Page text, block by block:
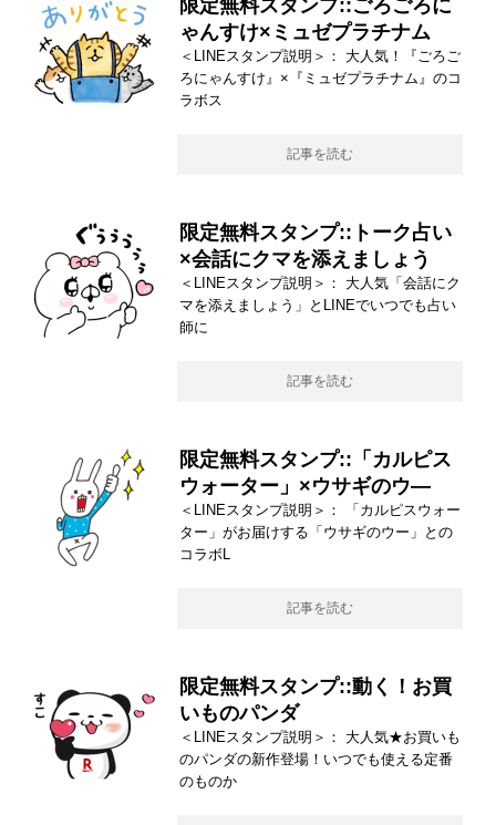
限定無料スタンプ::ごろごろに
ゃんすけ×ミュゼプラチナム
＜LINEスタンプ説明＞： 大人気！『ごろご
ろにゃんすけ』×『ミュゼプラチナム』のコ
ラボス
記事を読む
限定無料スタンプ::トーク占い
×会話にクマを添えましょう
＜LINEスタンプ説明＞： 大人気「会話にク
マを添えましょう」とLINEでいつでも占い
師に
記事を読む
限定無料スタンプ::「カルピス
ウォーター」×ウサギのウ―
＜LINEスタンプ説明＞： 「カルピスウォー
ター」がお届けする「ウサギのウー」との
コラボL
記事を読む
限定無料スタンプ::動く！お買
いものパンダ
＜LINEスタンプ説明＞： 大人気★お買いも
のパンダの新作登場！いつでも使える定番
のものか